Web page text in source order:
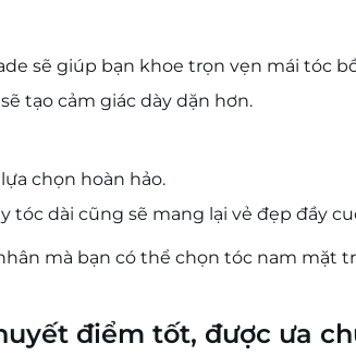
sẽ giúp bạn khoe trọn vẹn mái tóc
tạo cảm giác dày dặn hơn.
chọn hoàn hảo.
tóc dài cũng sẽ mang lại vẻ đẹp đầy
mà bạn có thể chọn tóc nam mặt
điểm tốt, được ưa